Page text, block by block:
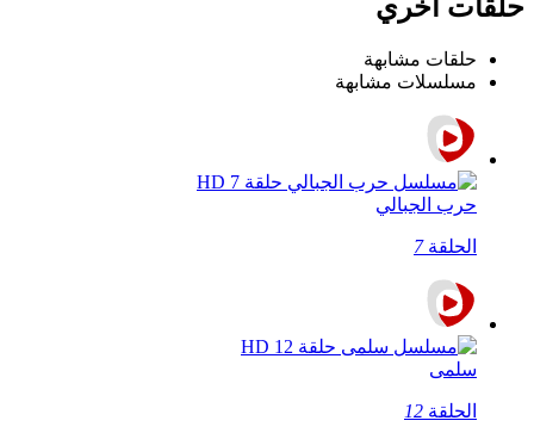
حلقات اخري
حلقات مشابهة
مسلسلات مشابهة
حرب الجبالي
الحلقة7
سلمى
الحلقة 12